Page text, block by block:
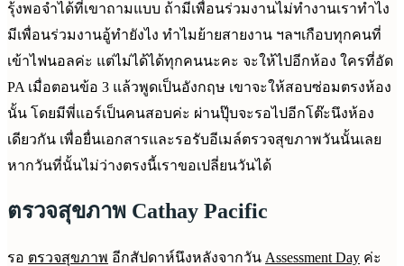
รุ้งพอจำได้ที่เขาถามแบบ ถ้ามีเพื่อนร่วมงานไม่ทำงานเราทำไง
มีเพื่อนร่วมงานอู้ทำยังไง ทำไมย้ายสายงาน ฯลฯเกือบทุกคนที่
เข้าไฟนอลค่ะ แต่ไม่ได้ได้ทุกคนนะคะ จะให้ไปอีกห้อง ใครที่อัด
PA เมื่อตอนข้อ 3 แล้วพูดเป็นอังกฤษ เขาจะให้สอบซ่อมตรงห้อง
นั้น โดยมีพี่แอร์เป็นคนสอบค่ะ ผ่านปุ๊บจะรอไปอีกโต๊ะนึงห้อง
เดียวกัน เพื่อยื่นเอกสารและรอรับอีเมล์ตรวจสุขภาพวันนั้นเลย
หากวันที่นั้นไม่ว่างตรงนี้เราขอเปลี่ยนวันได้
ตรวจสุขภาพ Cathay Pacific
รอ ตรวจสุขภาพ อีกสัปดาห์นึงหลังจากวัน Assessment Day ค่ะ